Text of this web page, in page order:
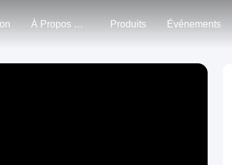
À Propos De Nous Produits Événements